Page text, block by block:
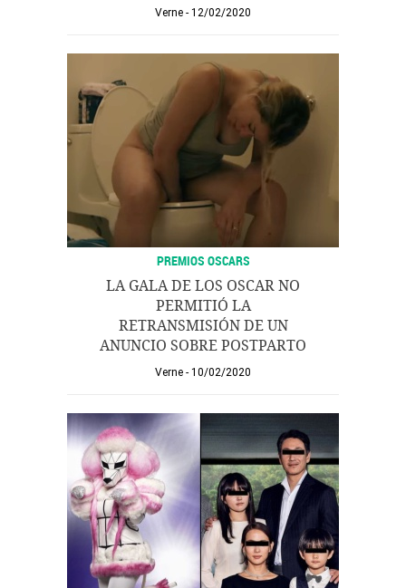
Verne 12/02/2020
PREMIOS OSCARS
LA GALA DE LOS OSCAR NO
PERMITIÓ LA
RETRANSMISIÓN DE UN
ANUNCIO SOBRE POSTPARTO
Verne 10/02/2020